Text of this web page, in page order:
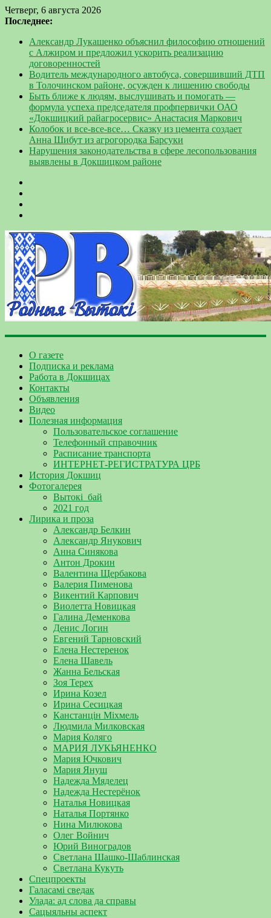
Четверг, 6 августа 2026
Последнее:
Александр Лукашенко объяснил философию отношений
с Алжиром и предложил ускорить реализацию
договоренностей
Водитель международного автобуса, совершивший ДТП
в Толочинском районе, осужден к лишению свободы
Быть ближе к людям, выслушивать и помогать —
формула успеха председателя профпервички ОАО
«Докшицкий райагросервис» Анастасия Маркович
Колобок и все-все-все… Сказку из цемента создает
Анна Шибут из агрогородка Барсуки
Нарушения законодательства в сфере лесопользования
выявлены в Докшицком районе
О газете
Подписка и реклама
Работа в Докшицах
Контакты
Объявления
Видео
Полезная информация
Пользовательское соглашение
Телефонный справочник
Расписание транспорта
ИНТЕРНЕТ-РЕГИСТРАТУРА ЦРБ
История Докшиц
Фотогалерея
Вытокі_бай
2021 год
Лирика и проза
Александр Белкин
Александр Янукович
Анна Синякова
Антон Дрокин
Валентина Щербакова
Валерия Пименова
Викентий Карпович
Виолетта Новицкая
Галина Деменкова
Денис Логин
Евгений Тарновский
Елена Нестеренок
Елена Шавель
Жанна Бельская
Зоя Терех
Ирина Козел
Ирина Сесицкая
Канстанцін Міхмель
Людмила Милковская
Мария Коляго
МАРИЯ ЛУКЬЯНЕНКО
Мария Ючкович
Мария Януш
Надежда Мяделец
Надежда Нестерёнок
Наталья Новицкая
Наталья Портянко
Нина Милюкова
Олег Войнич
Юрий Виноградов
Светлана Шашко-Шаблинская
Светлана Кукуть
Спецпроекты
Галасамі сведак
Улада: ад слова да справы
Сацыяльны аспект